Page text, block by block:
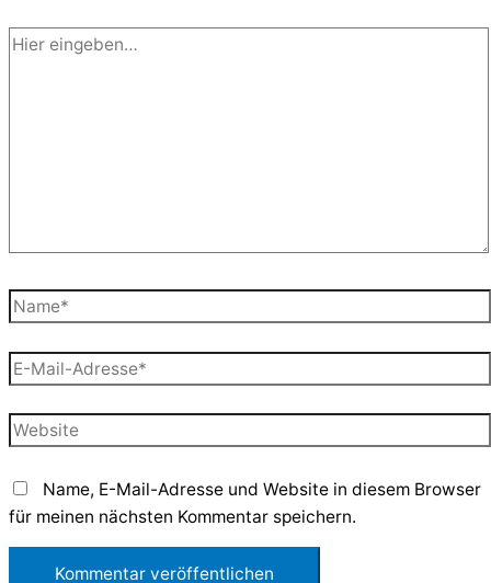
Hier
Name*
E-
Mail-
Adresse*
Website
Name, E-Mail-Adresse und Website in diesem Browser
für meinen nächsten Kommentar speichern.